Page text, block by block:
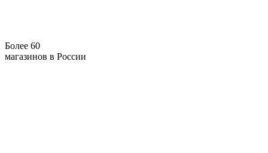
Более 60
магазинов в России